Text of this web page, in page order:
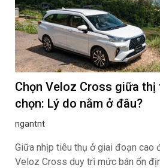
Chọn Veloz Cross giữa
chọn: Lý do nằm ở đâu?
ngantnt
Giữa nhịp tiêu thụ ở giai đoạn cao
Veloz Cross duy trì mức bán ổn